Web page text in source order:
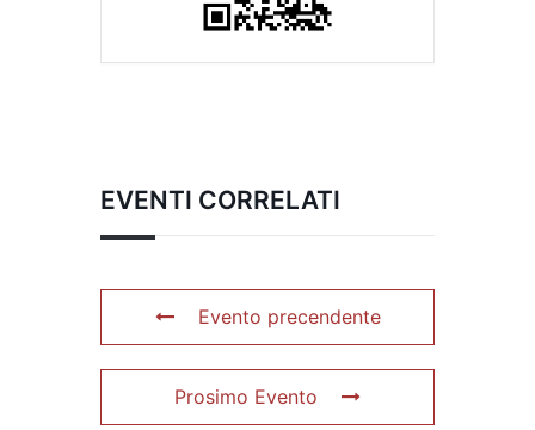
EVENTI CORRELATI
Evento precendente
Prosimo Evento